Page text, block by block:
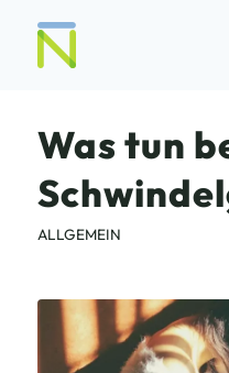
Was tun
ALLGEMEIN